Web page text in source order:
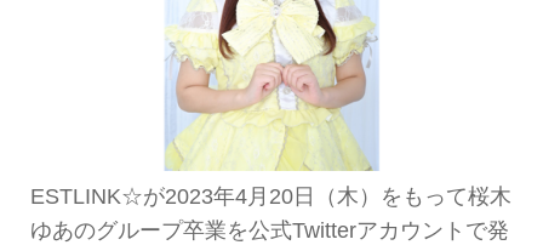
ESTLINK☆が2023年4月20日（木）をもって桜木
ゆあのグループ卒業を公式Twitterアカウントで発